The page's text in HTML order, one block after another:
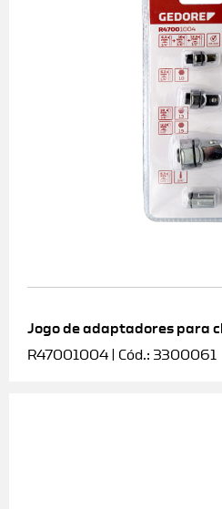
Jogo de adaptadores para
R47001004 | Cód.: 3300061